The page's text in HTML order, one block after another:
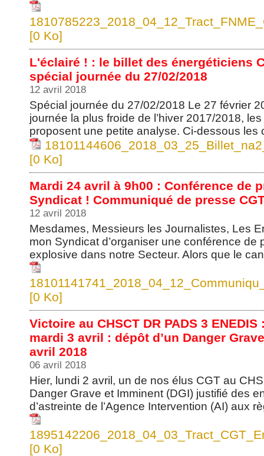
[0 Ko]
L'éclairé ! : le billet des énergéticiens
spécial journée du 27/02/2018
12 avril 2018
Spécial journée du 27/02/2018 Le 27 février
journée la plus froide de l’hiver 2017/2018,
proposent une petite analyse. Ci-dessous les
[0 Ko]
Mardi 24 avril à 9h00 : Conférence de
Syndicat ! Communiqué de presse
12 avril 2018
Mesdames, Messieurs les Journalistes, Les
mon Syndicat d’organiser une conférence de
explosive dans notre Secteur. Alors que le
[0 Ko]
Victoire au CHSCT DR PADS 3
mardi 3 avril : dépôt d’un Danger
avril 2018
06 avril 2018
Hier, lundi 2 avril, un de nos élus CGT au
Danger Grave et Imminent (DGI) justifié des
d’astreinte de l’Agence Intervention (AI) aux
[0 Ko]